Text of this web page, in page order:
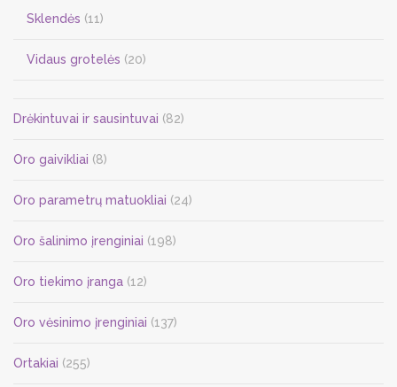
Sklendės (11)
Vidaus grotelės (20)
Drėkintuvai ir sausintuvai (82)
Oro gaivikliai (8)
Oro parametrų matuokliai (24)
Oro šalinimo įrenginiai (198)
Oro tiekimo įranga (12)
Oro vėsinimo įrenginiai (137)
Ortakiai (255)